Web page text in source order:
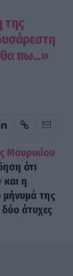
της
πω...»
Μαυρικίου
ότι
και η
μήνυμά της
δύο άτυχες